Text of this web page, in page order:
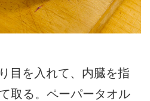
目を入れて、内臓を指
取る。ペーパータオル